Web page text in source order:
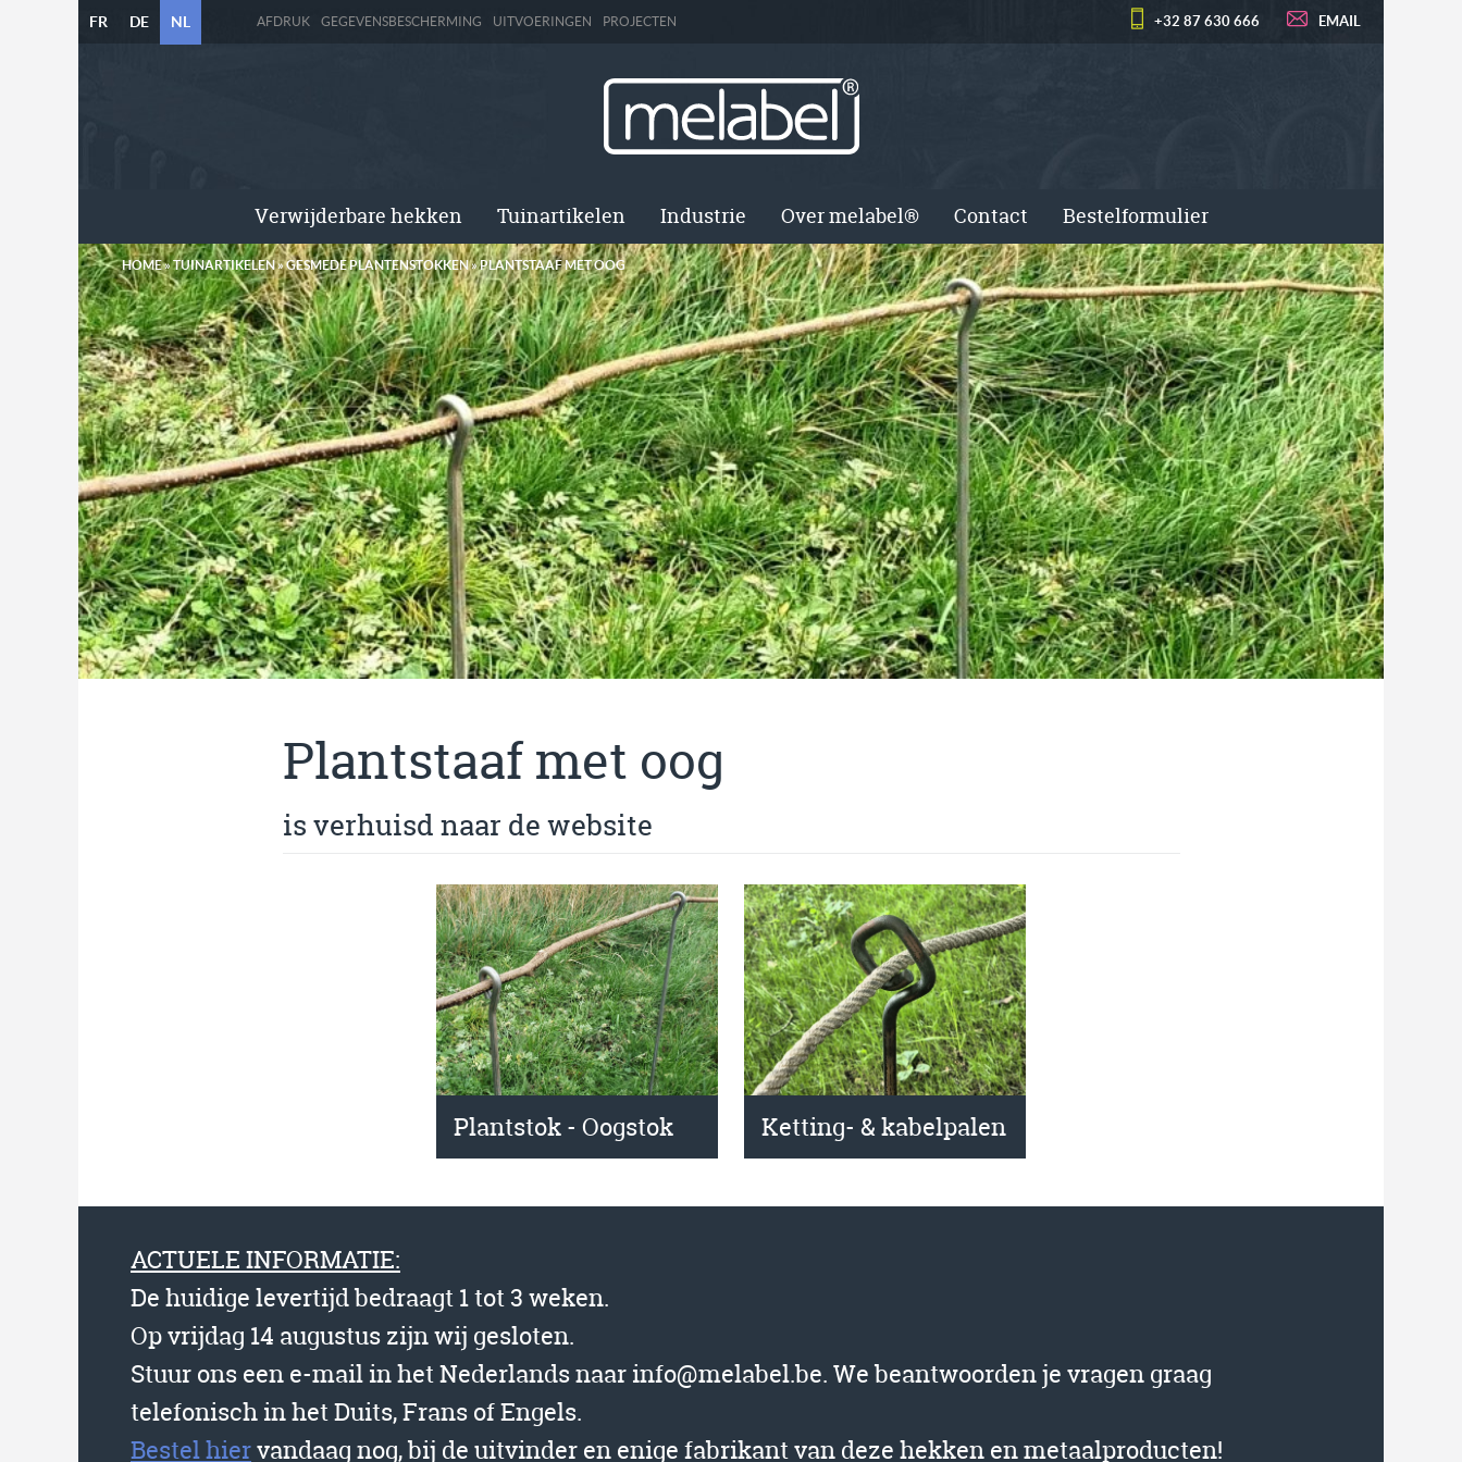
FR DE NL AFDRUK GEGEVENSBESCHERMING UITVOERINGEN PROJECTEN +32 87 630 666 EMAIL
Verwijderbare hekken Tuinartikelen Industrie Over melabel® Contact Bestelformulier
HOME»TUINARTIKELEN»GESMEDE PLANTENSTOKKEN»PLANTSTAAF MET OOG
Plantstaaf met oog
is verhuisd naar de website
Plantstok - Oogstok Ketting- & kabelpalen
ACTUELE INFORMATIE:
De huidige levertijd bedraagt 1 tot 3 weken.
Op vrijdag 14 augustus zijn wij gesloten.
Stuur ons een e-mail in het Nederlands naar info@melabel.be. We beantwoorden je vragen graag
telefonisch in het Duits, Frans of Engels.
Bestel hiervandaag nog, bij de uitvinder en enige fabrikant van deze hekken en metaalproducten!